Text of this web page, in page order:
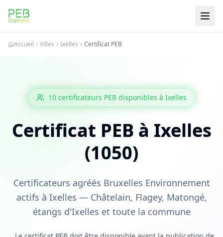
PEB Connect
Accueil Villes Ixelles Certificat PEB
10 certificateurs PEB disponibles à Ixelles
Certificat PEB à Ixelles
(1050)
Certificateurs agréés Bruxelles Environnement
actifs à Ixelles — Châtelain, Flagey, Matongé,
étangs d'Ixelles et toute la commune